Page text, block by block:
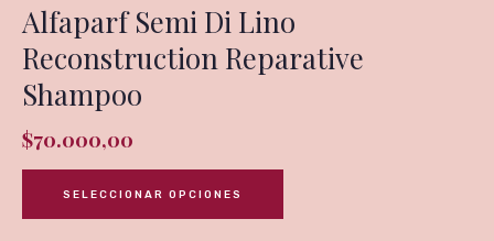
Alfaparf Semi Di Lino
Reconstruction Reparative
Shampoo
$70.000,00
SELECCIONAR OPCIONES